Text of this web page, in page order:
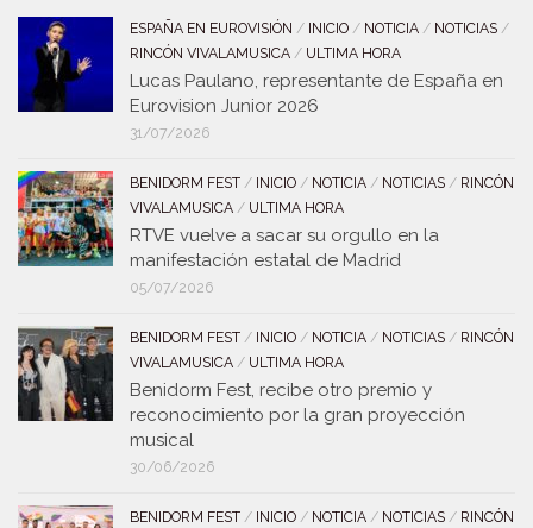
ESPAÑA EN EUROVISIÓN / INICIO / NOTICIA / NOTICIAS /
RINCÓN VIVALAMUSICA / ULTIMA HORA
Lucas Paulano, representante de España en
Eurovision Junior 2026
31/07/2026
BENIDORM FEST / INICIO / NOTICIA / NOTICIAS / RINCÓN
VIVALAMUSICA / ULTIMA HORA
RTVE vuelve a sacar su orgullo en la
manifestación estatal de Madrid
05/07/2026
BENIDORM FEST / INICIO / NOTICIA / NOTICIAS / RINCÓN
VIVALAMUSICA / ULTIMA HORA
Benidorm Fest, recibe otro premio y
reconocimiento por la gran proyección
musical
30/06/2026
BENIDORM FEST / INICIO / NOTICIA / NOTICIAS / RINCÓN